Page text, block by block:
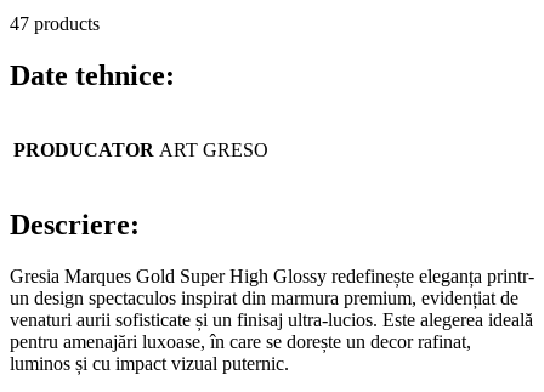
47 products
Date tehnice:
PRODUCATOR ART GRESO
Descriere:
Gresia Marques Gold Super High Glossy redefinește eleganța printr-
un design spectaculos inspirat din marmura premium, evidențiat de
venaturi aurii sofisticate și un finisaj ultra-lucios. Este alegerea ideală
pentru amenajări luxoase, în care se dorește un decor rafinat,
luminos și cu impact vizual puternic.